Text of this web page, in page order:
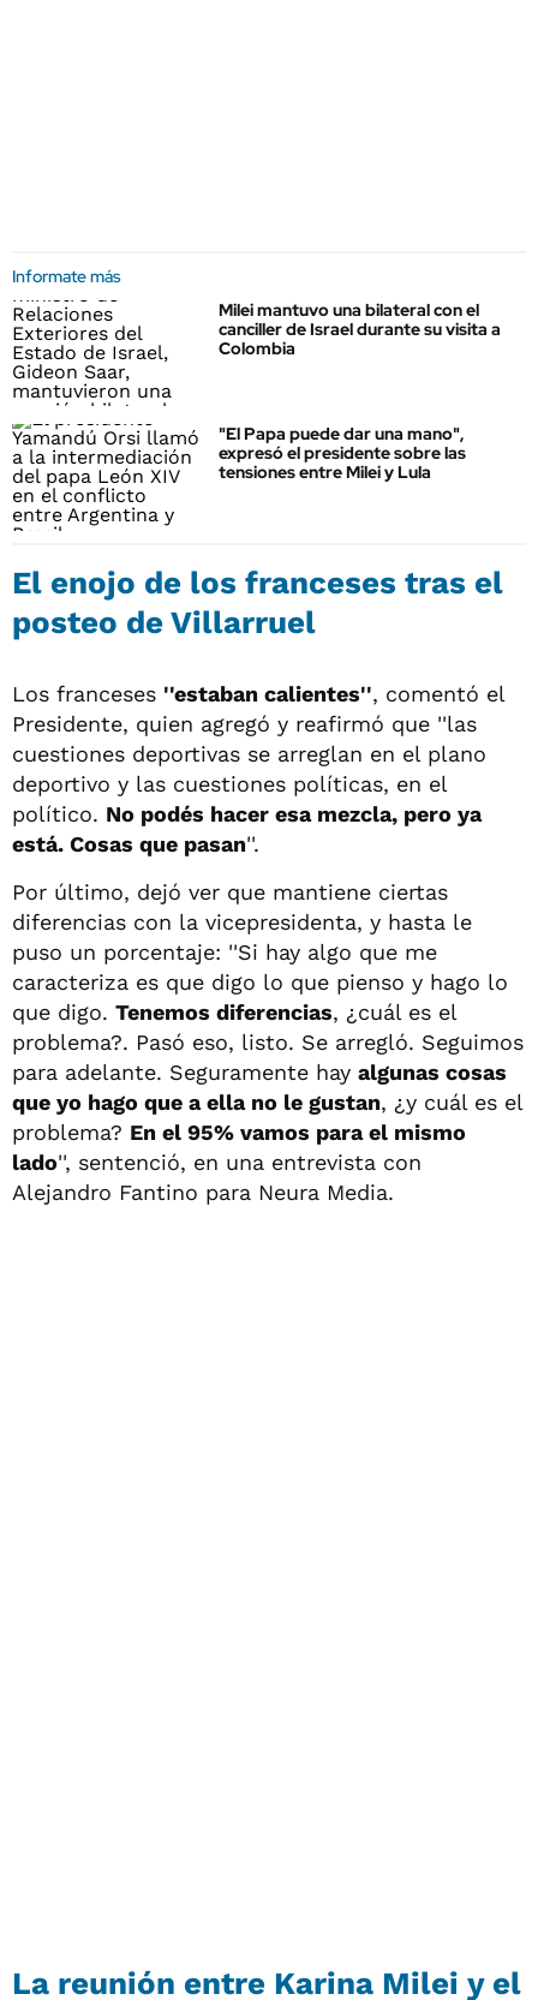
Informate más
Milei mantuvo una bilateral con el
canciller de Israel durante su visita a
Colombia
"El Papa puede dar una mano",
expresó el presidente sobre las
tensiones entre Milei y Lula
El enojo de los franceses tras el
posteo de Villarruel
Los franceses ''estaban calientes'', comentó el
Presidente, quien agregó y reafirmó que ''las
cuestiones deportivas se arreglan en el plano
deportivo y las cuestiones políticas, en el
político. No podés hacer esa mezcla, pero ya
está. Cosas que pasan''.
Por último, dejó ver que mantiene ciertas
diferencias con la vicepresidenta, y hasta le
puso un porcentaje: ''Si hay algo que me
caracteriza es que digo lo que pienso y hago lo
que digo. Tenemos diferencias, ¿cuál es el
problema?. Pasó eso, listo. Se arregló. Seguimos
para adelante. Seguramente hay algunas cosas
que yo hago que a ella no le gustan, ¿y cuál es el
problema? En el 95% vamos para el mismo
lado'', sentenció, en una entrevista con
Alejandro Fantino para Neura Media.
La reunión entre Karina Milei y el